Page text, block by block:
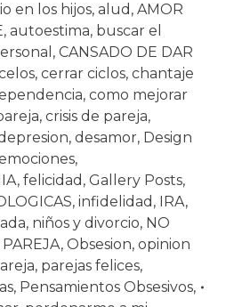
en los hijos, alud , AMOR
, autoestima, buscar el
, CANSADO DE DAR
, cerrar ciclos, chantaje
, como mejorar
, crisis de pareja,
, desamor, Design
,
, felicidad , Gallery Posts,
, infidelidad , IRA,
, niños y divorcio, NO
, Obsesion, opinion
, parejas felices,
, Pensamientos Obsesivos,